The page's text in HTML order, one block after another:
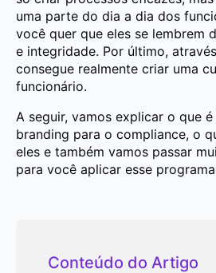
uma parte do dia a dia dos
você quer que eles se lembrem
e integridade. Por último,
consegue realmente criar uma
funcionário.
A seguir, vamos explicar o que
branding para o compliance, o
eles e também vamos passar
para você aplicar esse
Conteúdo do Artigo